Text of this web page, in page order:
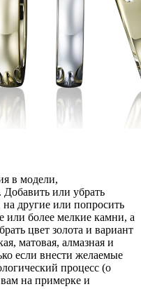
в модели,
Добавить или убрать
другие или попросить
или более мелкие камни, а
цвет золота и вариант
матовая, алмазная и
если внести желаемые
процесс (о
вам на примерке и